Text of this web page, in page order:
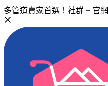
多管道賣家首選！社群 + 官